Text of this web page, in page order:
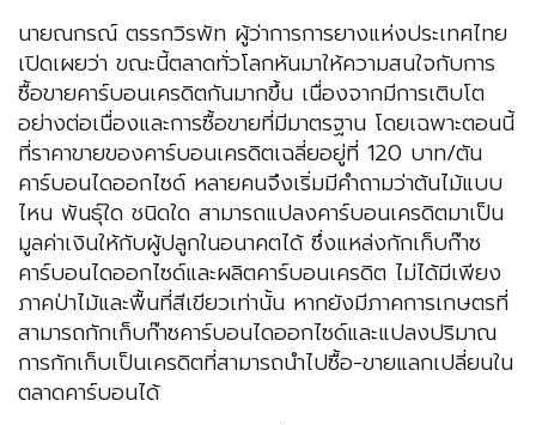
นายณกรณ์ ตรรกวิรพัท ผู้ว่าการการยางแห่งประเทศไทย
เปิดเผยว่า ขณะนี้ตลาดทั่วโลกหันมาให้ความสนใจกับการ
ซื้อขายคาร์บอนเครดิตกันมากขึ้น เนื่องจากมีการเติบโต
อย่างต่อเนื่องและการซื้อขายที่มีมาตรฐาน โดยเฉพาะตอนนี้
ที่ราคาขายของคาร์บอนเครดิตเฉลี่ยอยู่ที่ 120 บาท/ตัน
คาร์บอนไดออกไซด์ หลายคนจึงเริ่มมีคำถามว่าต้นไม้แบบ
ไหน พันธุ์ใด ชนิดใด สามารถแปลงคาร์บอนเครดิตมาเป็น
มูลค่าเงินให้กับผู้ปลูกในอนาคตได้ ซึ่งแหล่งกักเก็บก๊าซ
คาร์บอนไดออกไซด์และผลิตคาร์บอนเครดิต ไม่ได้มีเพียง
ภาคป่าไม้และพื้นที่สีเขียวเท่านั้น หากยังมีภาคการเกษตรที่
สามารถกักเก็บก๊าซคาร์บอนไดออกไซด์และแปลงปริมาณ
การกักเก็บเป็นเครดิตที่สามารถนำไปซื้อ-ขายแลกเปลี่ยนใน
ตลาดคาร์บอนได้